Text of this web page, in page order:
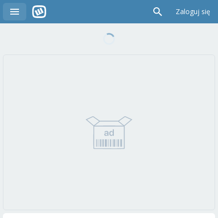
Zaloguj się